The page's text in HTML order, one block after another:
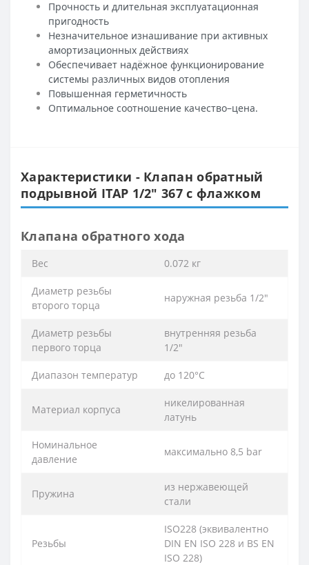
Прочность и длительная эксплуатационная
пригодность
Незначительное изнашивание при активных
амортизационных действиях
Обеспечивает надёжное функционирование
системы различных видов отопления
Повышенная герметичность
Оптимальное соотношение качество–цена.
Характеристики - Клапан обратный
подрывной ITAP 1/2″ 367 с флажком
Клапана обратного хода
Вес 0.072 кг
Диаметр резьбы
второго торца
наружная резьба 1/2″
Диаметр резьбы
первого торца
внутренняя резьба
1/2″
Диапазон температур до 120°С
Материал корпуса
никелированная
латунь
Номинальное
давление
максимально 8,5 bar
Пружина
из нержавеющей
стали
Резьбы
ISO228 (эквивалентно
DIN EN ISO 228 и BS EN
ISO 228)